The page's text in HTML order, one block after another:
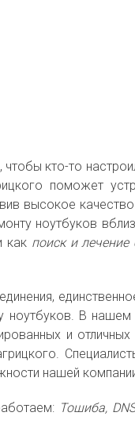
кто-то
поможет
высокое
ноутбуков
как поиск и лечение
ноутбуков. В
и
нашей
Тошиба,